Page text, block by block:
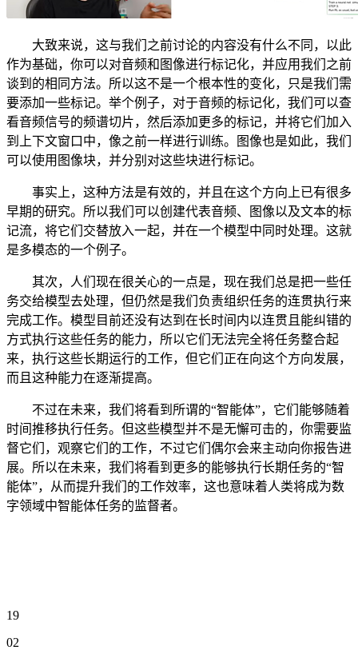
大致来说，这与我们之前讨论的内容没有什么不同，以此
作为基础，你可以对音频和图像进行标记化，并应用我们之前
谈到的相同方法。所以这不是一个根本性的变化，只是我们需
要添加一些标记。举个例子，对于音频的标记化，我们可以查
看音频信号的频谱切片，然后添加更多的标记，并将它们加入
到上下文窗口中，像之前一样进行训练。图像也是如此，我们
可以使用图像块，并分别对这些块进行标记。
事实上，这种方法是有效的，并且在这个方向上已有很多
早期的研究。所以我们可以创建代表音频、图像以及文本的标
记流，将它们交替放入一起，并在一个模型中同时处理。这就
是多模态的一个例子。
其次，人们现在很关心的一点是，现在我们总是把一些任
务交给模型去处理，但仍然是我们负责组织任务的连贯执行来
完成工作。模型目前还没有达到在长时间内以连贯且能纠错的
方式执行这些任务的能力，所以它们无法完全将任务整合起
来，执行这些长期运行的工作，但它们正在向这个方向发展，
而且这种能力在逐渐提高。
不过在未来，我们将看到所谓的“智能体”，它们能够随着
时间推移执行任务。但这些模型并不是无懈可击的，你需要监
督它们，观察它们的工作，不过它们偶尔会来主动向你报告进
展。所以在未来，我们将看到更多的能够执行长期任务的“智
能体”，从而提升我们的工作效率，这也意味着人类将成为数
字领域中智能体任务的监督者。
19
02